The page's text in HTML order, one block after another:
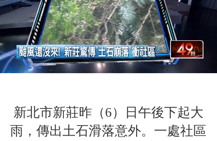
新北市新莊昨（6）日午後下起大
雨，傳出土石滑落意外。一處社區